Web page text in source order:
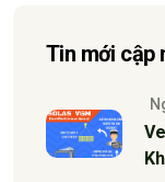
Tin mới cập